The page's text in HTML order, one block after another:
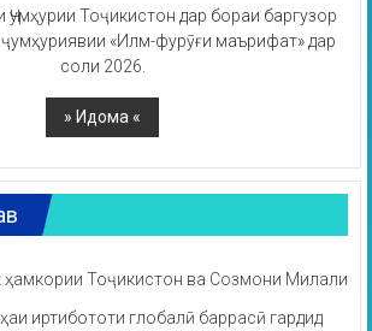
Ҷумҳурии Тоҷикистон дар бораи баргузор
«Илм-фурӯғи маърифат» дар
соли 2026.
Тоҷикистон ва Созмони Милали
иртибототи глобалӣ баррасӣ гардид